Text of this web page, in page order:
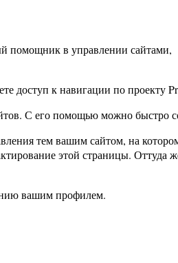
в управлении сайтами,
доступ к навигации по проекту
С его помощью можно быстро
тем вашим сайтом, на
этой страницы.
вашим профилем.